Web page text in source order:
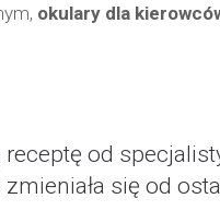
okulary dla
od
się od